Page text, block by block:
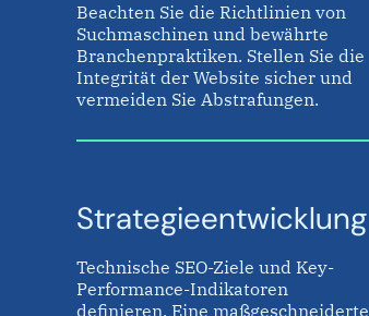
Beachten Sie die Richtlinien von
Suchmaschinen und bewährte
Branchenpraktiken. Stellen Sie die
Integrität der Website sicher und
vermeiden Sie Abstrafungen.
Strategieentwicklung
Technische SEO-Ziele und Key-
Performance-Indikatoren
definieren. Eine maßgeschneiderte